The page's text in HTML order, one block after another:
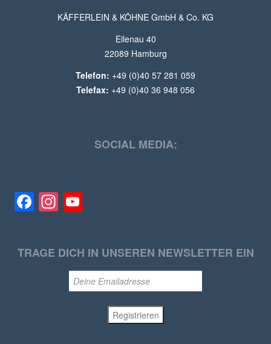
KÄFFERLEIN & KÖHNE GmbH & Co. KG
Eilenau 40
22089 Hamburg
Telefon: +49 (0)40 57 281 059
Telefax: +49 (0)40 36 948 056
SOCIAL MEDIA:
Facebook
Instagram
TRAGE DICH IN UNSEREN NEWSLETTER EIN